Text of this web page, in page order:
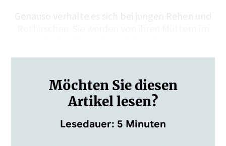
Genauso verhalte es sich bei jungen Rehen und
Möchten Sie diesen
Artikel lesen?
Lesedauer: 5 Minuten